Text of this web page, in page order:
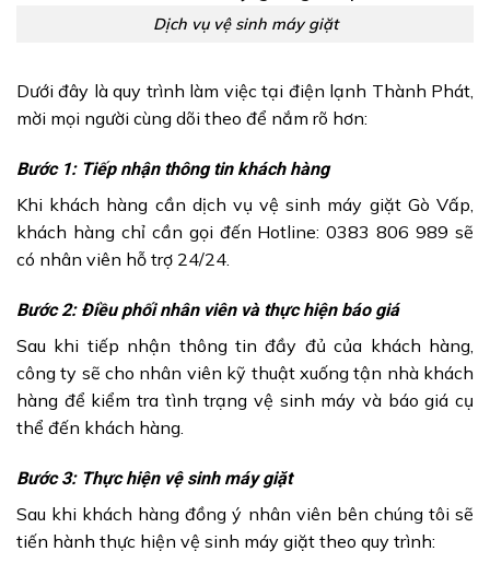
Dịch vụ vệ sinh máy giặt
Dưới đây là quy trình làm việc tại điện lạnh Thành Phát,
mời mọi người cùng dõi theo để nắm rõ hơn:
Bước 1: Tiếp nhận thông tin khách hàng
Khi khách hàng cần dịch vụ vệ sinh máy giặt Gò Vấp,
khách hàng chỉ cần gọi đến Hotline: 0383 806 989 sẽ
có nhân viên hỗ trợ 24/24.
Bước 2: Điều phối nhân viên và thực hiện báo giá
Sau khi tiếp nhận thông tin đầy đủ của khách hàng,
công ty sẽ cho nhân viên kỹ thuật xuống tận nhà khách
hàng để kiểm tra tình trạng vệ sinh máy và báo giá cụ
thể đến khách hàng.
Bước 3: Thực hiện vệ sinh máy giặt
Sau khi khách hàng đồng ý nhân viên bên chúng tôi sẽ
tiến hành thực hiện vệ sinh máy giặt theo quy trình: